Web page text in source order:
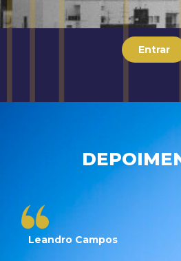
Entrar
Leandro Campos